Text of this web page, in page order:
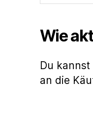
Wie
Du
an die